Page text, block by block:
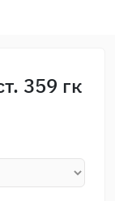
359 гк